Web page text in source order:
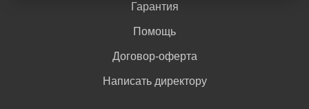
Гарантия
Помощь
Договор-оферта
Написать директору